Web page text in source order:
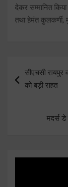
देकर सम्मानित
तथा हेमंत कुलकर्णी,
navigation
सीएचसी रायपुर
को बड़ी राहत
मदर्स डे